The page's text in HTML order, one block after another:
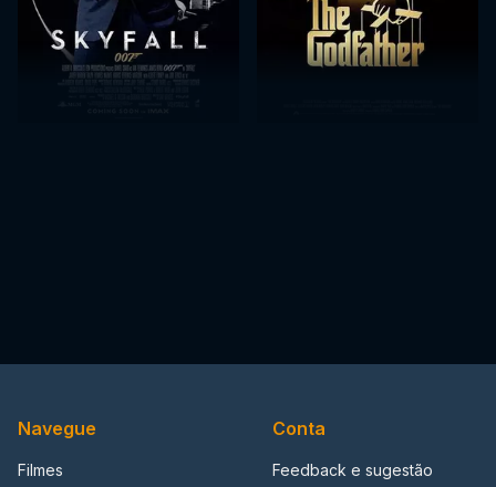
Navegue
Filmes
Conta
Feedback e sugestão